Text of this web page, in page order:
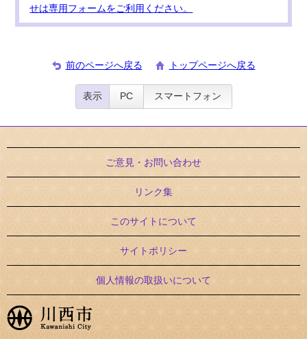
せは専用フォームをご利用ください。
前のページへ戻る トップページへ戻る
表示 PC スマートフォン
ご意見・お問い合わせ
リンク集
このサイトについて
サイトポリシー
個人情報の取扱いについて